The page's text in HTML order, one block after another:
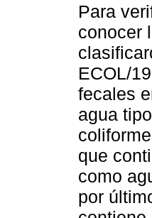
Para
conocer
ECOL/
fecales
agua
que
como
por